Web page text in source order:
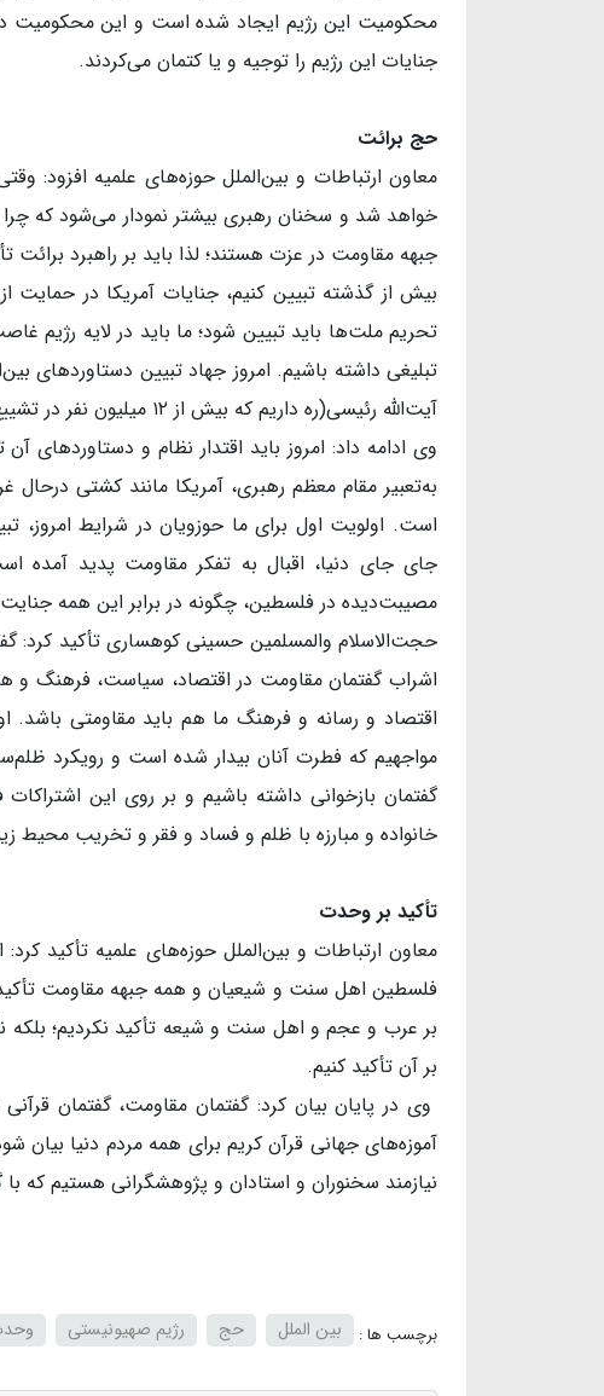
محکومیت این رژیم ایجاد شده است و این محکومیت
جنایات این رژیم را توجیه و یا کتمان می‌کردند.
حج برائت
معاون ارتباطات و بین‌الملل حوزه‌های علمیه افزود:
خواهد شد و سخنان رهبری بیشتر نمودار می‌شود که
جبهه مقاومت در عزت هستند؛ لذا باید بر راهبرد برائت
تحریم ملت‌ها باید تبیین شود؛ ما باید در لایه رژیم
تبلیغی داشته باشیم. امروز جهاد تبیین دستاوردهای
آیت‌الله رئیسی(ره داریم که بیش از ۱۲ میلیون نفر در تشییع جنازه ایشان شرکت کردند.
وی ادامه داد: امروز باید اقتدار نظام و دستاوردهای
به‌تعبیر مقام معظم رهبری، آمریکا مانند کشتی
است. اولویت اول برای ما حوزویان در شرایط امروز،
جای جای دنیا، اقبال به تفکر مقاومت پدید آمده
مصیبت‌دیده در فلسطین، چگونه در برابر این همه
حجت‌الاسلام والمسلمین حسینی کوهساری تأکید کرد:
اشراب گفتمان مقاومت در اقتصاد، سیاست، فرهنگ و
اقتصاد و رسانه و فرهنگ ما هم باید مقاومتی باشد.
مواجهیم که فطرت آنان بیدار شده است و رویکرد
گفتمان بازخوانی داشته باشیم و بر روی این
خانواده و مبارزه با ظلم و فساد و فقر و تخریب
​​​​​​​تأکید بر وحدت
معاون ارتباطات و بین‌الملل حوزه‌های علمیه تأکید
فلسطین اهل سنت و شیعیان و همه جبهه مقاومت
بر عرب و عجم و اهل سنت و شیعه تأکید نکردیم؛ بلکه
بر آن تأکید کنیم.
وی در پایان بیان کرد: گفتمان مقاومت، گفتمان
آموزه‌های جهانی قرآن کریم برای همه مردم دنیا بیان
نیازمند سخنوران و استادان و پژوهشگرانی هستیم که با
برچسب ها : بین الملل حج رژیم صهیونیستی